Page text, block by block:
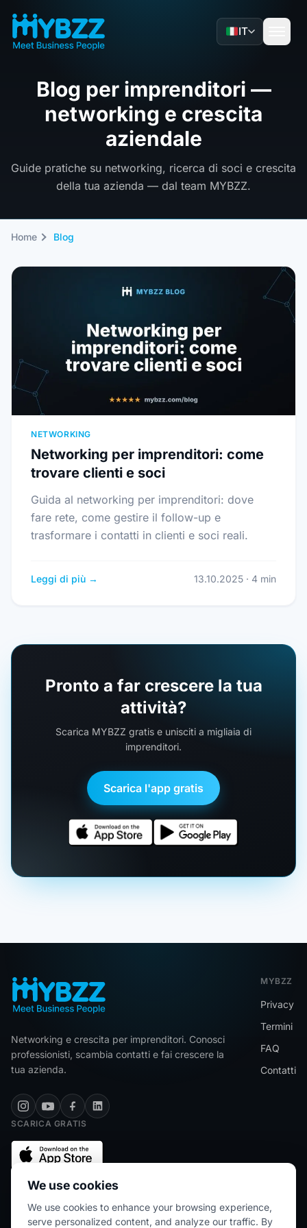
IT
Blog per imprenditori —
networking e crescita
aziendale
Guide pratiche su networking, ricerca di soci e crescita
della tua azienda — dal team MYBZZ.
Home Blog
NETWORKING
Networking per imprenditori: come
trovare clienti e soci
Guida al networking per imprenditori: dove
fare rete, come gestire il follow-up e
trasformare i contatti in clienti e soci reali.
Leggi di più → 13.10.2025 · 4 min
Pronto a far crescere la tua
attività?
Scarica MYBZZ gratis e unisciti a migliaia di
imprenditori.
Scarica l'app gratis
Networking e crescita per imprenditori. Conosci
professionisti, scambia contatti e fai crescere la
tua azienda.
MYBZZ
Privacy
Termini
FAQ
Contatti
SCARICA GRATIS
★★★★★5/5 (2445 recensioni)
We use cookies
We use cookies to enhance your browsing experience,
serve personalized content, and analyze our traffic. By